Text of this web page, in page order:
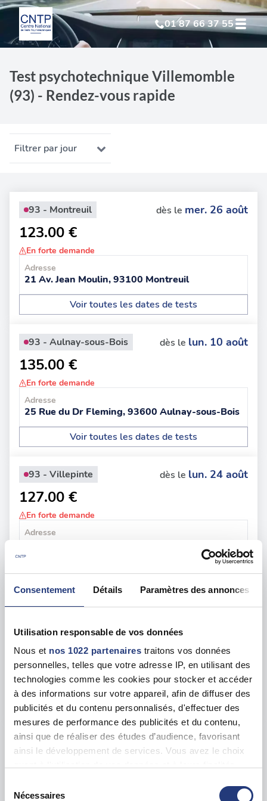
Consentement Détails Paramètres des annonces
Utilisation responsable de vos données
Nous et nos 1022 partenaires traitons vos données
personnelles, telles que votre adresse IP, en utilisant des
technologies comme les cookies pour stocker et accéder
à des informations sur votre appareil, afin de diffuser des
publicités et du contenu personnalisés, d'effectuer des
mesures de performance des publicités et du contenu,
ainsi que de réaliser des études d’audience, favorisant
ainsi le développement de services. Vous avez le choix
tout moment en consultant la Déclaration relative aux
Nécessaires
01 87 66 37 55
Test Psychotechniquesuite à annulation
Test Psychotechnique
Test Psychotechnique
Test psychotechnique Villemomble
(93) - Rendez-vous rapide
Filtrer par jour
93 - Montreuil dès le mer. 26 août
123.00 €
En forte demande
Adresse
21 Av. Jean Moulin, 93100 Montreuil
Voir toutes les dates de tests
93 - Aulnay-sous-Bois dès le lun. 10 août
135.00 €
En forte demande
Adresse
25 Rue du Dr Fleming, 93600 Aulnay-sous-Bois
Voir toutes les dates de tests
93 - Villepinte dès le lun. 24 août
127.00 €
En forte demande
Adresse
93 - Saint-Denis dès lemar. 11 août
107.00 €
En forte demande
Adresse
10 Av. du Stade de France, 93210 Saint-Denis
Voir toutes les dates de tests
93 - Pantin dès lemar. 25 août
110.00 €
Adresse